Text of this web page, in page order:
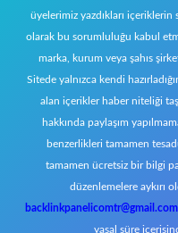
üyelerimiz yazdıkları
olarak bu sorumluluğu kabul
marka, kurum veya şahıs
Sitede yalnızca kendi
alan içerikler haber niteliği
hakkında paylaşım
benzerlikleri tamamen
tamamen ücretsiz bir bilgi
düzenlemelere aykırı
backlinkpanelicomtr@gmail.com
yasal süre